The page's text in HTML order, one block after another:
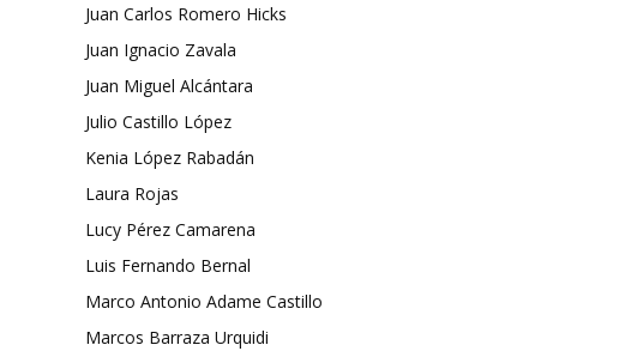
Juan Carlos Romero Hicks
Juan Ignacio Zavala
Juan Miguel Alcántara
Julio Castillo López
Kenia López Rabadán
Laura Rojas
Lucy Pérez Camarena
Luis Fernando Bernal
Marco Antonio Adame Castillo
Marcos Barraza Urquidi